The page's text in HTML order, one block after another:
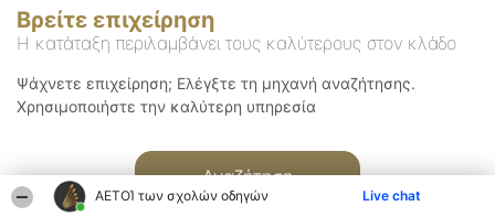
ΑΕΤΟΊ των σχολών οδηγών Live chat
Βρείτε επιχείρηση
Η κατάταξη περιλαμβάνει τους καλύτερους στον κλάδο
Ψάχνετε επιχείρηση; Ελέγξτε τη μηχανή αναζήτησης.
Χρησιμοποιήστε την καλύτερη υπηρεσία
Αναζήτηση